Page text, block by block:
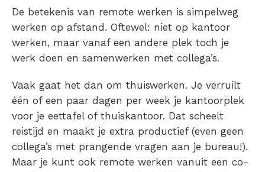
De betekenis van remote werken is simpelweg
werken op afstand. Oftewel: niet op kantoor
werken, maar vanaf een andere plek toch je
werk doen en samenwerken met collega’s.
Vaak gaat het dan om thuiswerken. Je verruilt
één of een paar dagen per week je kantoorplek
voor je eettafel of thuiskantoor. Dat scheelt
reistijd en maakt je extra productief (even geen
collega’s met prangende vragen aan je bureau!).
Maar je kunt ook remote werken vanuit een co-